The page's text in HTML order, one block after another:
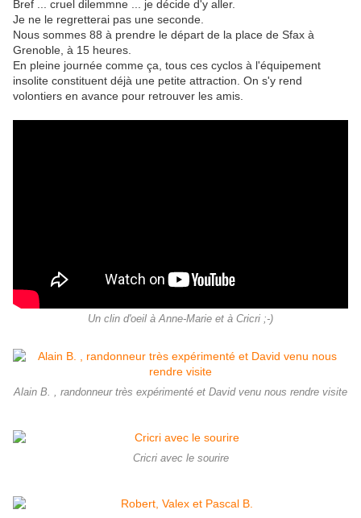
Bref ... cruel dilemmne ... je décide d'y aller.
Je ne le regretterai pas une seconde.
Nous sommes 88 à prendre le départ de la place de Sfax à
Grenoble, à 15 heures.
En pleine journée comme ça, tous ces cyclos à l'équipement
insolite constituent déjà une petite attraction. On s'y rend
volontiers en avance pour retrouver les amis.
Un clin d'oeil à Anne-Marie et à Cricri ;-)
Alain B. , randonneur très expérimenté et David venu nous rendre visite
Cricri avec le sourire